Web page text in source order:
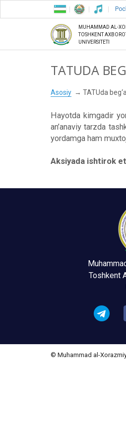
MUHAMMAD AL-
TOSHKENT
UNIVERSITETI
TATUDA
Asosiy TATUda
Hayotda kimgadir
an’anaviy tarzda
yordamga ham
Aksiyada ishtirok
Toshkent
© Muhammad al-